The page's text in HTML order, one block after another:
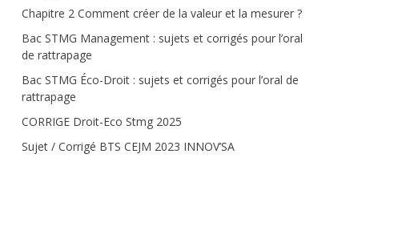
Chapitre 2 Comment créer de la valeur et la mesurer ?
Bac STMG Management : sujets et corrigés pour l’oral
de rattrapage
Bac STMG Éco-Droit : sujets et corrigés pour l’oral de
rattrapage
CORRIGE Droit-Eco Stmg 2025
Sujet / Corrigé BTS CEJM 2023 INNOV’SA